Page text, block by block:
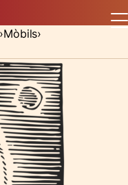
Mòbils